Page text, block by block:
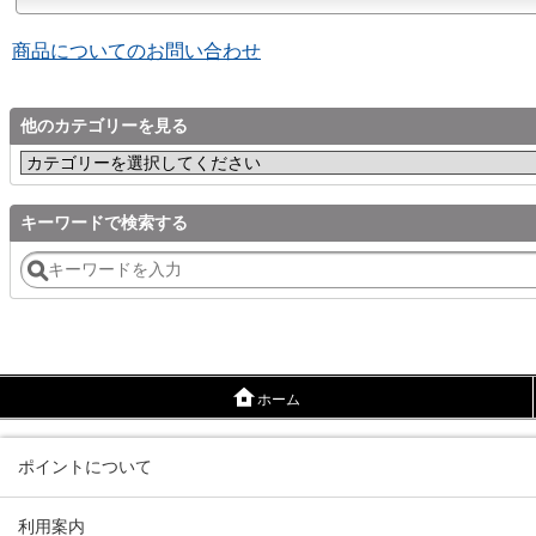
商品についてのお問い合わせ
他のカテゴリーを見る
キーワードで検索する
ホーム
ポイントについて
利用案内